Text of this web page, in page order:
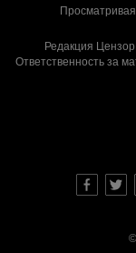
Редакция
Ответственность за